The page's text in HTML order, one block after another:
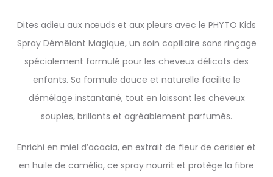
Dites adieu aux nœuds et aux pleurs avec le PHYTO Kids
Spray Démêlant Magique, un soin capillaire sans rinçage
spécialement formulé pour les cheveux délicats des
enfants. Sa formule douce et naturelle facilite le
démêlage instantané, tout en laissant les cheveux
souples, brillants et agréablement parfumés.
Enrichi en miel d’acacia, en extrait de fleur de cerisier et
en huile de camélia, ce spray nourrit et protège la fibre